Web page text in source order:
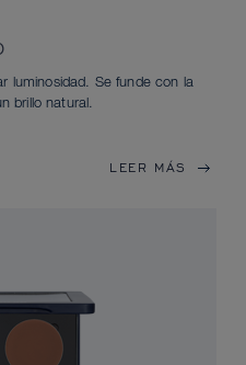
luminosidad. Se funde con la
brillo natural.
LEER MÁS